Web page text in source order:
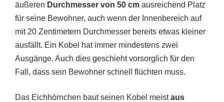
äußeren Durchmesser von 50 cm ausreichend Platz
für seine Bewohner, auch wenn der Innenbereich auf
mit 20 Zentimetern Durchmesser bereits etwas kleiner
ausfällt. Ein Kobel hat immer mindestens zwei
Ausgänge. Auch dies geschieht vorsorglich für den
Fall, dass sein Bewohner schnell flüchten muss.
Das Eichhörnchen baut seinen Kobel meistaus